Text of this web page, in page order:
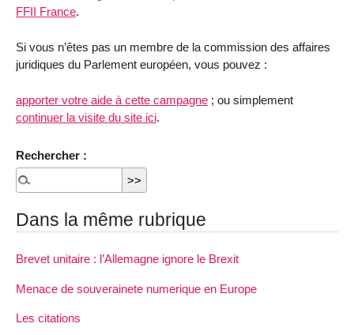
FFII France.
Si vous n’êtes pas un membre de la commission des affaires
juridiques du Parlement européen, vous pouvez :
apporter votre aide à cette campagne ; ou simplement
continuer la visite du site ici.
Rechercher :
Dans la même rubrique
Brevet unitaire : l’Allemagne ignore le Brexit
Menace de souverainete numerique en Europe
Les citations